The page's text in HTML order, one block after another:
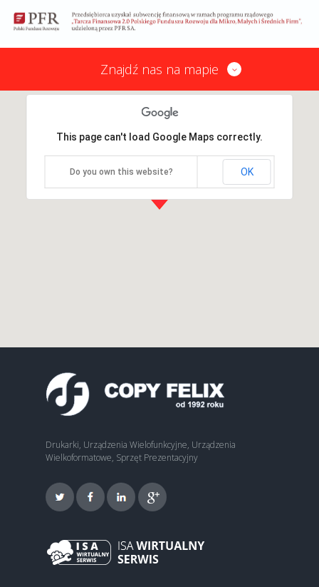
Znajdź nas na mapie
This page can't load Google Maps correctly.
Do you own this website? OK
Drukarki, Urządzenia Wielofunkcyjne, Urządzenia
Wielkoformatowe, Sprzęt Prezentacyjny